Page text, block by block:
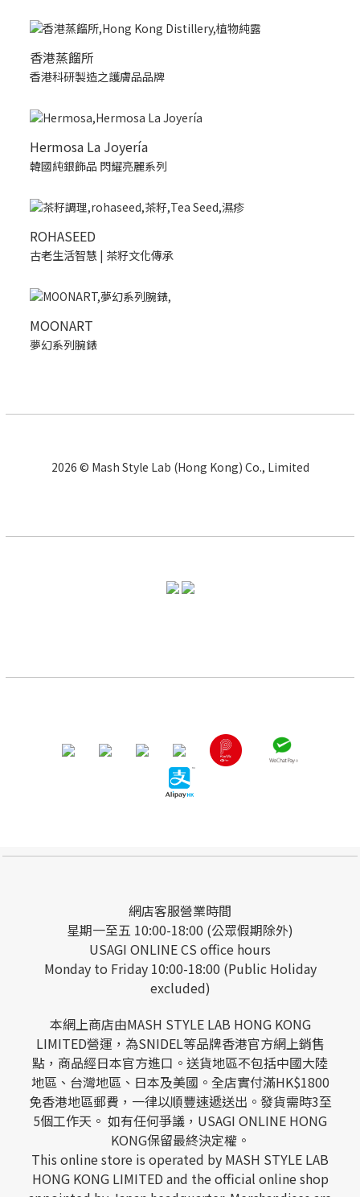
香港蒸餾所
香港科研製造之護膚品品牌
Hermosa La Joyería
韓國純銀飾品 閃耀亮麗系列
ROHASEED
古老生活智慧 | 茶籽文化傳承
MOONART
夢幻系列腕錶
2026 © Mash Style Lab (Hong Kong) Co., Limited
網店客服營業時間
星期一至五 10:00-18:00 (公眾假期除外)
USAGI ONLINE CS office hours
Monday to Friday 10:00-18:00 (Public Holiday
excluded)
本網上商店由MASH STYLE LAB HONG KONG
LIMITED營運，為SNIDEL等品牌香港官方網上銷售
點，商品經日本官方進口。送貨地區不包括中國大陸
地區、台灣地區、日本及美國。全店實付滿HK$1800
免香港地區郵費，一律以順豐速遞送出。發貨需時3至
5個工作天。 如有任何爭議，USAGI ONLINE HONG
KONG保留最終決定權。
This online store is operated by MASH STYLE LAB
HONG KONG LIMITED and the official online shop